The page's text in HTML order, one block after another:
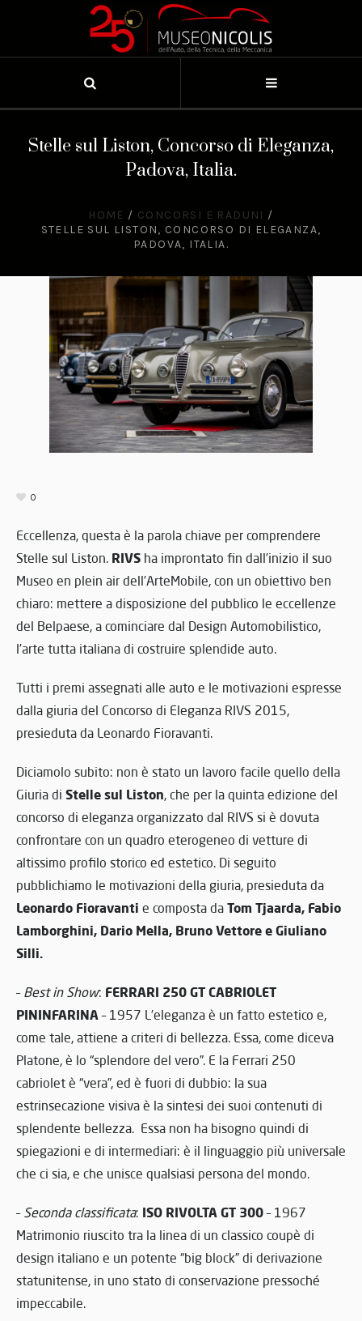
Stelle sul Liston, Concorso di Eleganza,
Padova, Italia.
HOME / CONCORSI E RADUNI /
STELLE SUL LISTON, CONCORSO DI ELEGANZA,
PADOVA, ITALIA.
0
Eccellenza, questa è la parola chiave per comprendere
Stelle sul Liston. RIVS ha improntato fin dall’inizio il suo
Museo en plein air dell’ArteMobile, con un obiettivo ben
chiaro: mettere a disposizione del pubblico le eccellenze
del Belpaese, a cominciare dal Design Automobilistico,
l’arte tutta italiana di costruire splendide auto.
Tutti i premi assegnati alle auto e le motivazioni espresse
dalla giuria del Concorso di Eleganza RIVS 2015,
presieduta da Leonardo Fioravanti.
Diciamolo subito: non è stato un lavoro facile quello della
Giuria di Stelle sul Liston, che per la quinta edizione del
concorso di eleganza organizzato dal RIVS si è dovuta
confrontare con un quadro eterogeneo di vetture di
altissimo profilo storico ed estetico. Di seguito
pubblichiamo le motivazioni della giuria, presieduta da
Leonardo Fioravanti e composta da Tom Tjaarda, Fabio
Lamborghini, Dario Mella, Bruno Vettore e Giuliano
Silli.
–Best in Show: FERRARI 250 GT CABRIOLET
PININFARINA – 1957 L’eleganza è un fatto estetico e,
come tale, attiene a criteri di bellezza. Essa, come diceva
Platone, è lo “splendore del vero”. E la Ferrari 250
cabriolet è “vera”, ed è fuori di dubbio: la sua
estrinsecazione visiva è la sintesi dei suoi contenuti di
splendente bellezza. Essa non ha bisogno quindi di
spiegazioni e di intermediari: è il linguaggio più universale
che ci sia, e che unisce qualsiasi persona del mondo.
– Seconda classificata: ISO RIVOLTA GT 300– 1967
Matrimonio riuscito tra la linea di un classico coupè di
design italiano e un potente “big block” di derivazione
statunitense, in uno stato di conservazione pressoché
impeccabile.